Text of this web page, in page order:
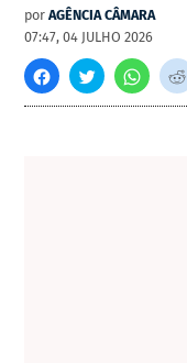
por AGÊNCIA CÂMARA
07:47, 04 JULHO 2026